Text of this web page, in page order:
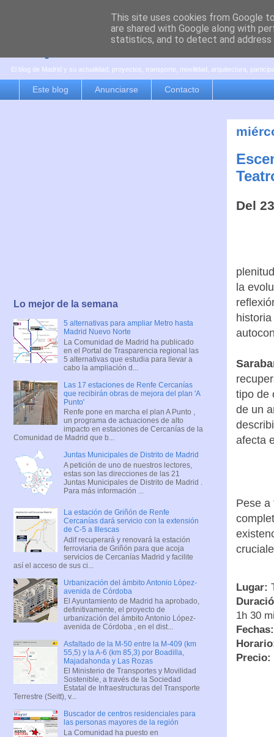
es por madrid
El blog de Madrid y su actualidad, proyectos, transporte, movilidad, arquitectura,
Este blog Anunciarse Contacto
Del
la
tipo de
de un
afecta
Pese a
Lugar:
1h 30
Fechas:
Precio:
Lo mejor de la semana
5 alternativas para ampliar Metro hasta
Madrid Nuevo Norte
La Comunidad de Madrid ha publicado
en el Portal de Trasparencia regional las
5 alternativas que estudia para llevar a
cabo la ampliación d...
Las 17 estaciones de Renfe Cercanías
que recibirán obras de mejora del plan 'A
Punto'
Renfe pone en marcha el plan A Punto ,
un programa de actuaciones de alto
impacto en estaciones de Cercanías de la
Comunidad de Madrid que b...
Juntas Municipales de Distrito de Madrid
A petición de uno de nuestros lectores,
estas son las direcciones de las 21
Juntas Municipales de Distrito de Madrid .
Para más información ...
La estación de Griñón de Renfe
Cercanías dará servicio con la extensión
de C-5 a Illescas
Adif recuperará y renovará la estación
ferroviaria de Griñón para que acoja
servicios de Cercanías Madrid y facilite
así el acceso de sus ci...
Urbanización del ámbito Antonio López-
avenida de Córdoba
El Ayuntamiento de Madrid ha aprobado,
definitivamente, el proyecto de
urbanización del ámbito Antonio López-
avenida de Córdoba , en el dist...
Asfaltado de la M-50 entre la M-409 (km
55,5) y la A-6 (km 85,3) por Boadilla,
Majadahonda y Las Rozas
El Ministerio de Transportes y Movilidad
Sostenible, a través de la Sociedad
Estatal de Infraestructuras del Transporte
Terrestre (Seitt), v...
Buscador de centros residenciales para
las personas mayores de la región
La Comunidad ha puesto en
This site uses cookies from Google
are shared with Google along with
statistics, and to detect and address